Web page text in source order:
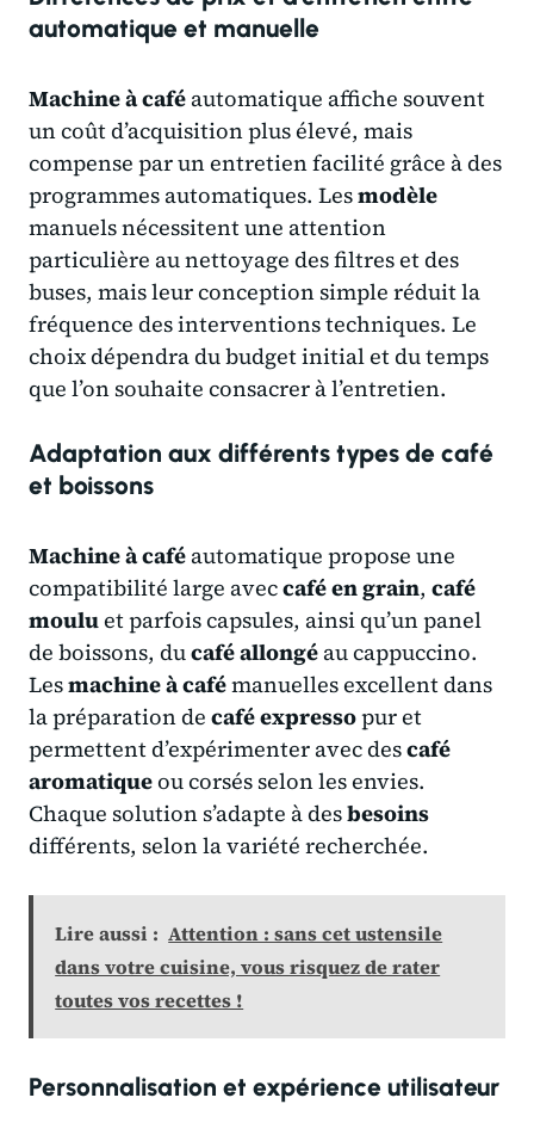
automatique et manuelle
Machine à café automatique affiche souvent
un coût d’acquisition plus élevé, mais
compense par un entretien facilité grâce à des
programmes automatiques. Lesmodèle
manuels nécessitent une attention
particulière au nettoyage des filtres et des
buses, mais leur conception simple réduit la
fréquence des interventions techniques. Le
choix dépendra du budget initial et du temps
que l’on souhaite consacrer à l’entretien.
Adaptation aux différents types de café
et boissons
Machine à café automatique propose une
compatibilité large aveccafé en grain, café
mouluet parfois capsules, ainsi qu’un panel
de boissons, ducafé allongé au cappuccino.
Lesmachine à cafémanuelles excellent dans
la préparation de café expressopur et
permettent d’expérimenter avec descafé
aromatiqueou corsés selon les envies.
Chaque solution s’adapte à desbesoins
différents, selon la variété recherchée.
Lire aussi : Attention : sans cet ustensile
dans votre cuisine, vous risquez de rater
toutes vos recettes !
Personnalisation et expérience utilisateur